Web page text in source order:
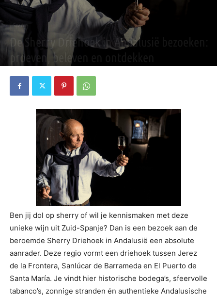
Spanje
De Sherry Driehoek in Andalusië bezoeken:
proeven, beleven en ontdekken
Ben jij dol op sherry of wil je kennismaken met deze
unieke wijn uit Zuid-Spanje? Dan is een bezoek aan de
beroemde Sherry Driehoek in Andalusië een absolute
aanrader. Deze regio vormt een driehoek tussen Jerez
de la Frontera, Sanlúcar de Barrameda en El Puerto de
Santa María. Je vindt hier historische bodega’s, sfeervolle
tabanco’s, zonnige stranden én authentieke Andalusische